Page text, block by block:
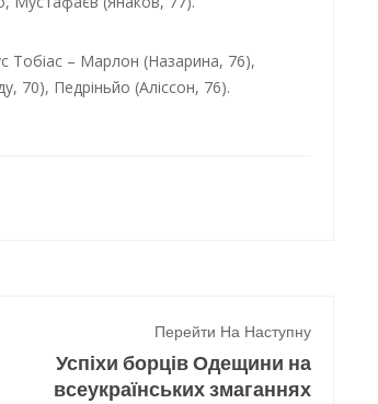
Тобіас – Марлон (Назарина, 76),
70), Педріньйо (Аліссон, 76).
Перейти На Наступну
Успіхи борців Одещини на
всеукраїнських змаганнях